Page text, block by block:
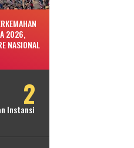
2026,
NASIONAL
Instansi